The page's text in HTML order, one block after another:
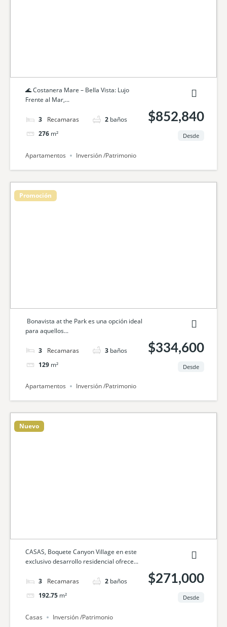
🌊 Costanera Mare – Bella Vista: Lujo
Frente al Mar,...
3 camas 2 baños
276 m²
$852,840
Desde
Apartamentos Inversión /Patrimonio
Promoción
Bonavista at the Park es una opción ideal
para aquellos...
3 camas 3 baños
129 m²
$334,600
Desde
Apartamentos Inversión /Patrimonio
Nuevo
CASAS, Boquete Canyon Village en este
exclusivo desarrollo residencial ofrece...
3 camas 2 baños
192.75 m²
$271,000
Desde
Casas Inversión /Patrimonio